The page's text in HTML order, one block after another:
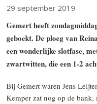
29 september 2019
Gemert heeft
geboekt. De ploeg van
een wonderlijke slotfase,
zwartwitten, die een 1-2
Bij Gemert waren Jens
Kemper zat nog op de bank,